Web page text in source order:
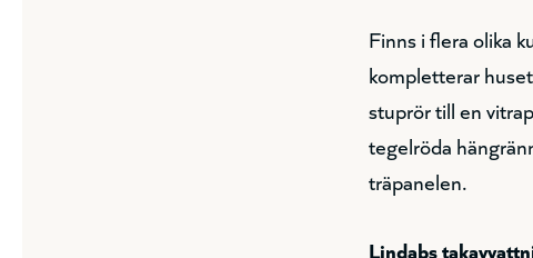
Finns i flera olika
kompletterar
stuprör till en
tegelröda
träpanelen.
Lindabs